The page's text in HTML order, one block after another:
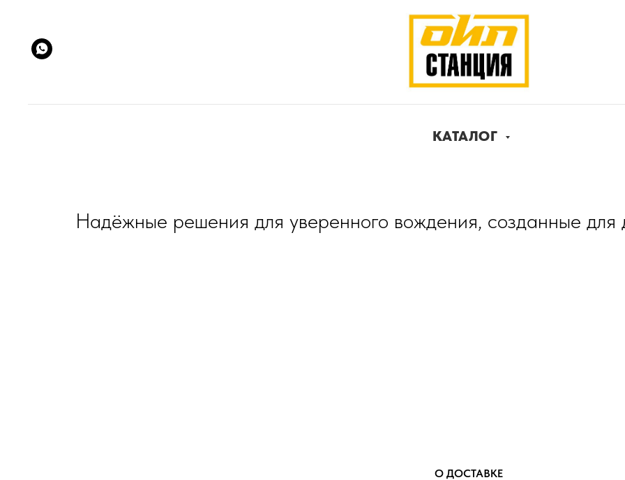
КАТАЛОГ
Надёжные решения для уверенного вождения, созданные для
О ДОСТАВКЕ